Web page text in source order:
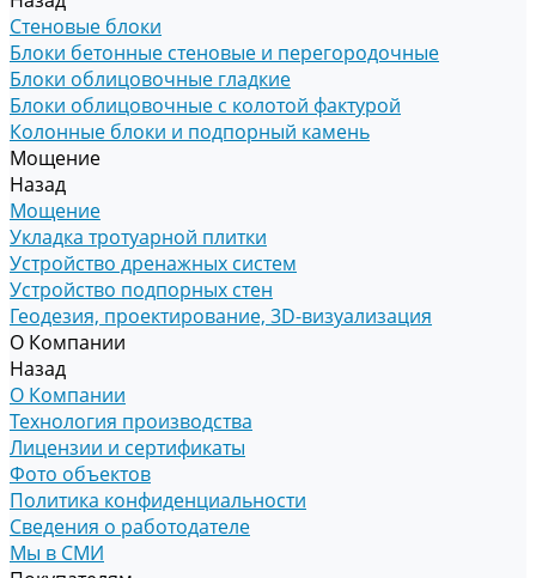
Стеновые блоки
Блоки бетонные стеновые и перегородочные
Блоки облицовочные гладкие
Блоки облицовочные с колотой фактурой
Колонные блоки и подпорный камень
Мощение
Назад
Мощение
Укладка тротуарной плитки
Устройство дренажных систем
Устройство подпорных стен
Геодезия, проектирование, 3D-визуализация
О Компании
Назад
О Компании
Технология производства
Лицензии и сертификаты
Фото объектов
Политика конфиденциальности
Сведения о работодателе
Мы в СМИ